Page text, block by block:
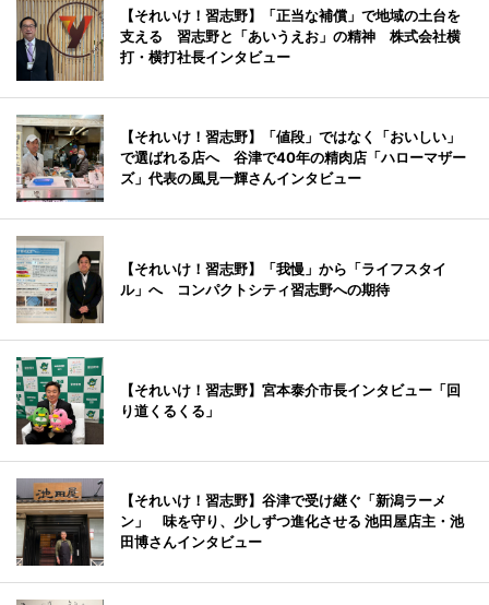
【それいけ！習志野】「正当な補償」で地域の土台を
支える 習志野と「あいうえお」の精神 株式会社横
打・横打社長インタビュー
【それいけ！習志野】「値段」ではなく「おいしい」
で選ばれる店へ 谷津で40年の精肉店「ハローマザー
ズ」代表の風見一輝さんインタビュー
【それいけ！習志野】「我慢」から「ライフスタイ
ル」へ コンパクトシティ習志野への期待
【それいけ！習志野】宮本泰介市長インタビュー「回
り道くるくる」
【それいけ！習志野】谷津で受け継ぐ「新潟ラーメ
ン」 味を守り、少しずつ進化させる 池田屋店主・池
田博さんインタビュー